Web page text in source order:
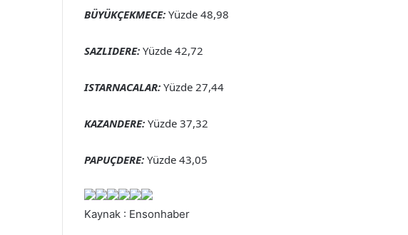
BÜYÜKÇEKMECE: Yüzde 48,98
SAZLIDERE: Yüzde 42,72
ISTARNACALAR: Yüzde 27,44
KAZANDERE: Yüzde 37,32
PAPUÇDERE: Yüzde 43,05
Kaynak : Ensonhaber